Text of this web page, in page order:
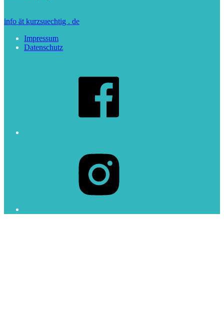
info ät kurzsuechtig . de
Impressum
Datenschutz